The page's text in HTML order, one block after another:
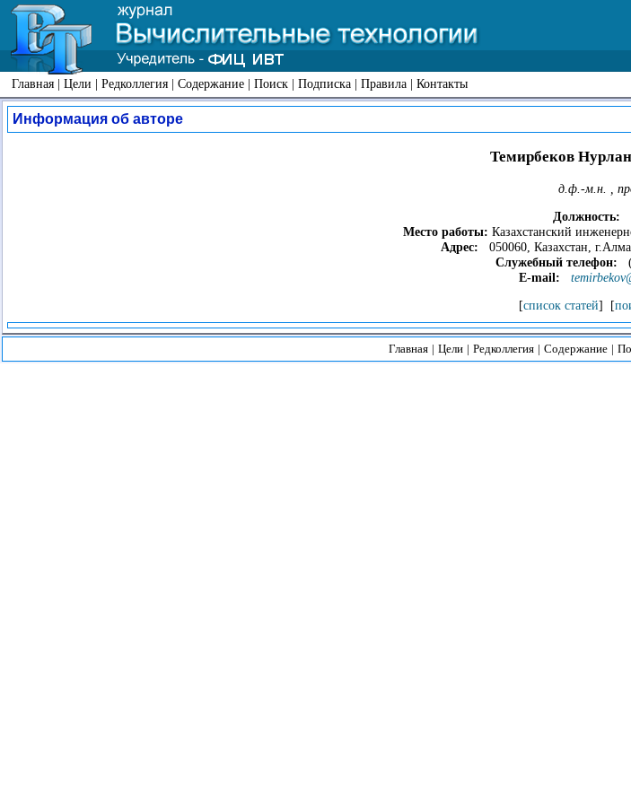
Главная | Цели | Редколлегия | Содержание | Поиск | Подписка | Правила | Контакты
Информация об авторе
Темирбеков
д.ф.-м.н. ,
Должность:
Место работы: Казахстанский
Адрес: 050060, Казахстан,
Служебный телефон:
E-mail:
[список статей] [
Главная | Цели | Редколлегия | Содержание |